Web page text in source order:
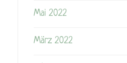
Mai 2022
März 2022